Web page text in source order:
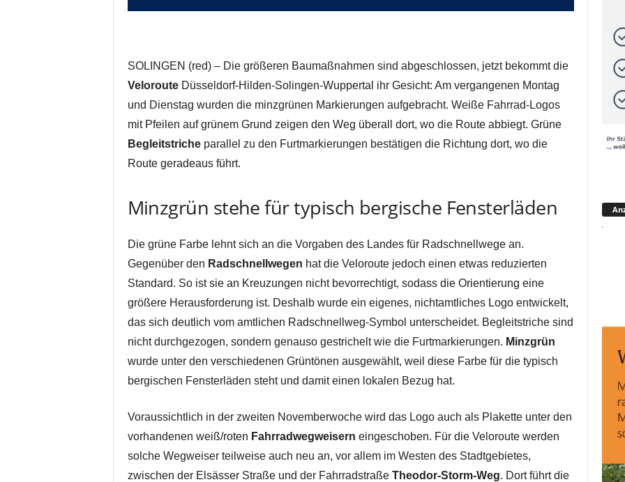
SOLINGEN (red) – Die größeren Baumaßnahmen sind abgeschlossen, jetzt bekommt die
VelorouteDüsseldorf-Hilden-Solingen-Wuppertal ihr Gesicht: Am vergangenen Montag
und Dienstag wurden die minzgrünen Markierungen aufgebracht. Weiße Fahrrad-Logos
mit Pfeilen auf grünem Grund zeigen den Weg überall dort, wo die Route abbiegt. Grüne
Begleitstricheparallel zu den Furtmarkierungen bestätigen die Richtung dort, wo die
Route geradeaus führt.
Minzgrün stehe für typisch bergische Fensterläden
Die grüne Farbe lehnt sich an die Vorgaben des Landes für Radschnellwege an.
Gegenüber den Radschnellwegen hat die Veloroute jedoch einen etwas reduzierten
Standard. So ist sie an Kreuzungen nicht bevorrechtigt, sodass die Orientierung eine
größere Herausforderung ist. Deshalb wurde ein eigenes, nichtamtliches Logo entwickelt,
das sich deutlich vom amtlichen Radschnellweg-Symbol unterscheidet. Begleitstriche sind
nicht durchgezogen, sondern genauso gestrichelt wie die Furtmarkierungen. Minzgrün
wurde unter den verschiedenen Grüntönen ausgewählt, weil diese Farbe für die typisch
bergischen Fensterläden steht und damit einen lokalen Bezug hat.
Voraussichtlich in der zweiten Novemberwoche wird das Logo auch als Plakette unter den
vorhandenen weiß/roten Fahrradwegweisern eingeschoben. Für die Veloroute werden
solche Wegweiser teilweise auch neu an, vor allem im Westen des Stadtgebietes,
zwischen der Elsässer Straße und der Fahrradstraße Theodor-Storm-Weg. Dort führt die